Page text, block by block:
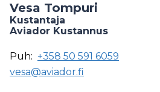
Vesa Tompuri
Kustantaja
Aviador Kustannus
Puh: +358 50 591 6059
vesa@aviador.fi